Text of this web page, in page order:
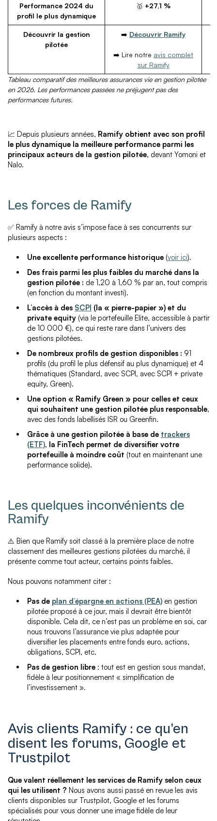
Performance 2024 du
profil le plus dynamique
🥇 +27,1 %
Découvrir la gestion
pilotée
➡️ Découvrir Ramify
➡️ Lire notre avis complet
sur Ramify
Tableau comparatif des meilleures assurances vie en gestion pilotée
en 2026. Les performances passées ne préjugent pas des
performances futures.
📈 Depuis plusieurs années, Ramify obtient avec son profil
le plus dynamique la meilleure performance parmi les
principaux acteurs de la gestion pilotée, devant Yomoni et
Nalo.
Les forces de Ramify
✅ Ramify à notre avis s’impose face à ses concurrents sur
plusieurs aspects :
Une excellente performance historique (voir ici).
Des frais parmi les plus faibles du marché dans la
gestion pilotée : de 1,20 à 1,60 % par an, tout compris
(en fonction du montant investi).
L’accès à des SCPI (la « pierre-papier ») et du
private equity (via le portefeuille Elite, accessible à partir
de 10 000 €), ce qui reste rare dans l’univers des
gestions pilotées.
De nombreux profils de gestion disponibles : 91
profils (du profil le plus défensif au plus dynamique) et 4
thématiques (Standard, avec SCPI, avec SCPI + private
equity, Green).
Une option « Ramify Green » pour celles et ceux
qui souhaitent une gestion pilotée plus responsable,
avec des fonds labellisés ISR ou Greenfin.
Grâce à une gestion pilotée à base de trackers
(ETF), la FinTech permet de diversifier votre
portefeuille à moindre coût (tout en maintenant une
performance solide).
Les quelques inconvénients de
Ramify
⚠️ Bien que Ramify soit classé à la première place de notre
classement des meilleures gestions pilotées du marché, il
présente comme tout acteur, certains points faibles.
Nous pouvons notamment citer :
Pas de plan d’épargne en actions (PEA) en gestion
pilotée proposé à ce jour, mais il devrait être bientôt
disponible. Cela dit, ce n’est pas un problème en soi, car
nous trouvons l’assurance vie plus adaptée pour
diversifier les placements entre fonds euro, actions,
obligations, SCPI, etc.
Pas de gestion libre : tout est en gestion sous mandat,
fidèle à leur positionnement « simplification de
l’investissement ».
Avis clients Ramify : ce qu’en
disent les forums, Google et
Trustpilot
Que valent réellement les services de Ramify selon ceux
qui les utilisent ? Nous avons aussi passé en revue les avis
clients disponibles sur Trustpilot, Google et les forums
spécialisés pour vous donner une image fidèle de leur